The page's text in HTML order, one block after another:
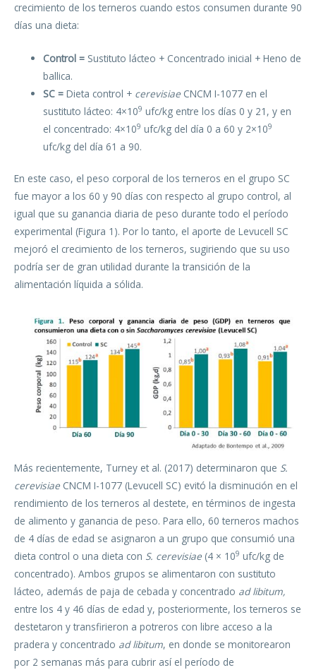
crecimiento de los terneros cuando estos consumen durante 90
días una dieta:
Control = Sustituto lácteo + Concentrado inicial + Heno de
ballica.
SC = Dieta control + cerevisiae CNCM I-1077 en el
sustituto lácteo: 4×109 ufc/kg entre los días 0 y 21, y en
el concentrado: 4×109 ufc/kg del día 0 a 60 y 2×109
ufc/kg del día 61 a 90.
En este caso, el peso corporal de los terneros en el grupo SC
fue mayor a los 60 y 90 días con respecto al grupo control, al
igual que su ganancia diaria de peso durante todo el período
experimental (Figura 1). Por lo tanto, el aporte de Levucell SC
mejoró el crecimiento de los terneros, sugiriendo que su uso
podría ser de gran utilidad durante la transición de la
alimentación líquida a sólida.
Más recientemente, Turney et al. (2017) determinaron que S.
cerevisiae CNCM I-1077 (Levucell SC) evitó la disminución en el
rendimiento de los terneros al destete, en términos de ingesta
de alimento y ganancia de peso. Para ello, 60 terneros machos
de 4 días de edad se asignaron a un grupo que consumió una
dieta control o una dieta con S. cerevisiae (4 × 109 ufc/kg de
concentrado). Ambos grupos se alimentaron con sustituto
lácteo, además de paja de cebada y concentrado ad libitum,
entre los 4 y 46 días de edad y, posteriormente, los terneros se
destetaron y transfirieron a potreros con libre acceso a la
pradera y concentrado ad libitum, en donde se monitorearon
por 2 semanas más para cubrir así el período de